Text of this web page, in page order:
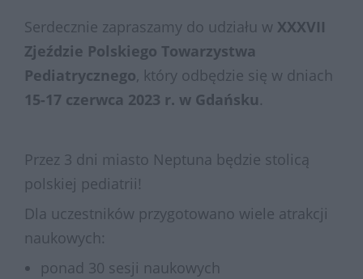
Serdecznie zapraszamy do udziału w XXXVII
Zjeździe Polskiego Towarzystwa
Pediatrycznego, który odbędzie się w dniach
15-17 czerwca 2023 r. w Gdańsku.
Przez 3 dni miasto Neptuna będzie stolicą
polskiej pediatrii!
Dla uczestników przygotowano wiele atrakcji
naukowych:
ponad 30 sesji naukowych